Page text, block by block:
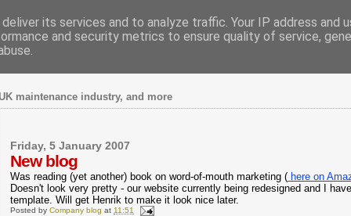
maintenance industry, and more
Friday, 5 January 2007
New blog
Was reading (yet another) book on word-of-mouth marketing ( here on
Doesn't look very pretty - our website currently being redesigned and I
template. Will get Henrik to make it look nice later.
Posted byCompany blog at11:51
its services and to analyze traffic. Your IP address and
and security metrics to ensure quality of service,